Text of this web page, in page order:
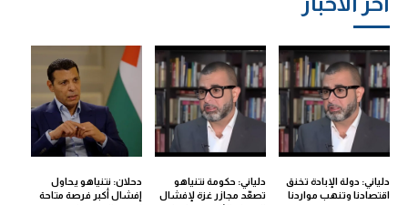
دلياني: دولة الإبادة تخنق
اقتصادنا وتنهب مواردنا
دلياني: حكومة نتنياهو
تصعّد مجازر غزة لإفشال
دحلان: نتنياهو يحاول
إفشال أكبر فرصة متاحة